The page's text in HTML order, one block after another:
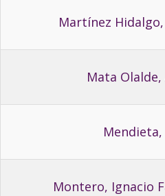
Martínez
Mata
Mendieta,
Montero, Ignacio